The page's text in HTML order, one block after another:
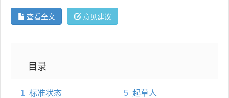
查看全文 意见建议
目录
1 标准状态
5 起草人